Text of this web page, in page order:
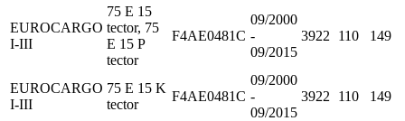
EUROCARGO
I-III
75 E 15
tector, 75
E 15 P
tector
F4AE0481C
09/2000
-
09/2015
3922 110 149
EUROCARGO
I-III
75 E 15 K
tector
F4AE0481C
09/2000
-
09/2015
3922 110 149